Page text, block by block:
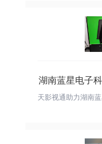
湖南蓝星电子